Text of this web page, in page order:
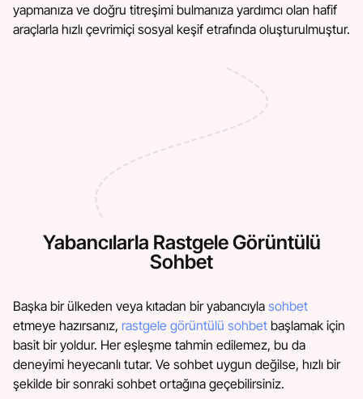
yapmanıza ve doğru titreşimi bulmanıza yardımcı olan hafif
araçlarla hızlı çevrimiçi sosyal keşif etrafında oluşturulmuştur.
Yabancılarla Rastgele Görüntülü
Sohbet
Başka bir ülkeden veya kıtadan bir yabancıyla sohbet
etmeye hazırsanız, rastgele görüntülü sohbet başlamak için
basit bir yoldur. Her eşleşme tahmin edilemez, bu da
deneyimi heyecanlı tutar. Ve sohbet uygun değilse, hızlı bir
şekilde bir sonraki sohbet ortağına geçebilirsiniz.